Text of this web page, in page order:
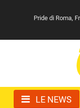
Pride di Roma,
LE NEWS